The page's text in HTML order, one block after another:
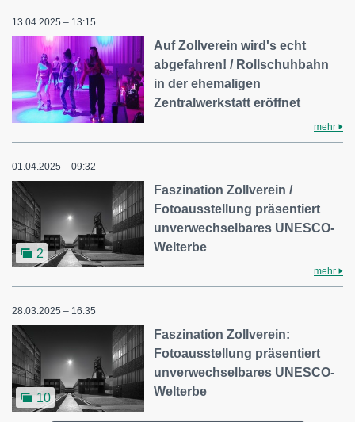
13.04.2025 – 13:15
Auf Zollverein wird's echt
abgefahren! / Rollschuhbahn
in der ehemaligen
Zentralwerkstatt eröffnet
mehr
01.04.2025 – 09:32
2
Faszination Zollverein /
Fotoausstellung präsentiert
unverwechselbares UNESCO-
Welterbe
mehr
28.03.2025 – 16:35
10
Faszination Zollverein:
Fotoausstellung präsentiert
unverwechselbares UNESCO-
Welterbe